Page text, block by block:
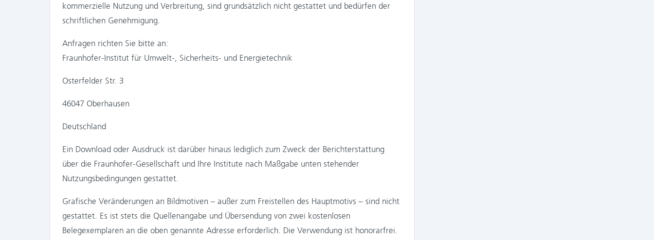
kommerzielle Nutzung und Verbreitung, sind grundsätzlich nicht gestattet und bedürfen der
schriftlichen Genehmigung.
Anfragen richten Sie bitte an:
Fraunhofer-Institut für Umwelt-, Sicherheits- und Energietechnik
Osterfelder Str. 3
46047 Oberhausen
Deutschland
Ein Download oder Ausdruck ist darüber hinaus lediglich zum Zweck der Berichterstattung
über die Fraunhofer-Gesellschaft und Ihre Institute nach Maßgabe unten stehender
Nutzungsbedingungen gestattet.
Grafische Veränderungen an Bildmotiven – außer zum Freistellen des Hauptmotivs – sind nicht
gestattet. Es ist stets die Quellenangabe und Übersendung von zwei kostenlosen
Belegexemplaren an die oben genannte Adresse erforderlich. Die Verwendung ist honorarfrei.